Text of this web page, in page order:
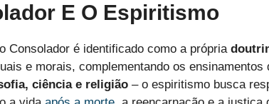
E O Espiritismo
Consolador é identificado como a própria
e morais, complementando os
ciência e religião – o espiritismo busca